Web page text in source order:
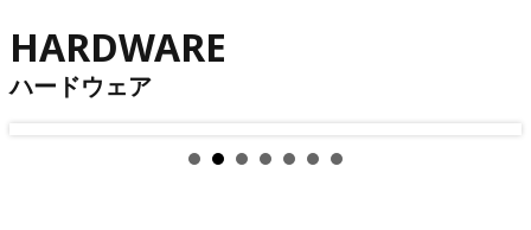
HARDWARE
ハードウェア